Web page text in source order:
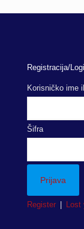
Registracija/
Korisničko ime
Šifra
Register Lost